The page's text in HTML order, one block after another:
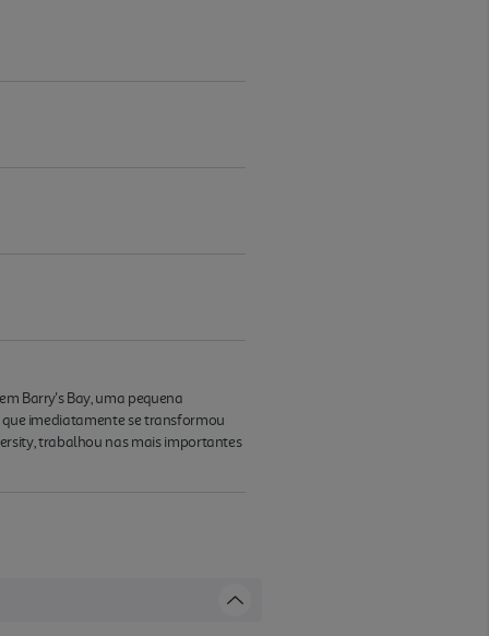
Barry's Bay, uma pequena
que imediatamente se transformou
trabalhou nas mais importantes